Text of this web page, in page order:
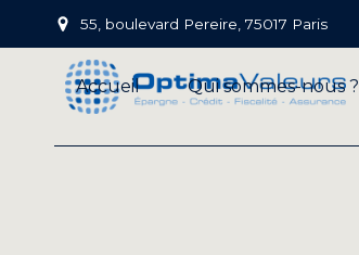
55, boulevard Pereire, 75017 Paris
Accueil Qui sommes-nous ?